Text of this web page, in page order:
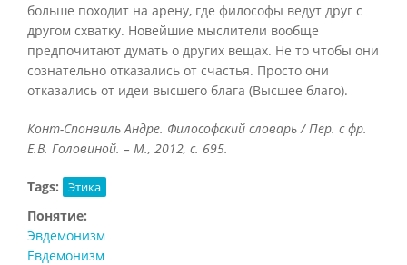
больше походит на арену, где философы ведут друг с
другом схватку. Новейшие мыслители вообще
предпочитают думать о других вещах. Не то чтобы они
сознательно отказались от счастья. Просто они
отказались от идеи высшего блага (Высшее благо).
Конт-Спонвиль Андре. Философский словарь / Пер. с фр.
Е.В. Головиной. – М., 2012, с. 695.
Tags: Этика
Понятие:
Эвдемонизм
Евдемонизм